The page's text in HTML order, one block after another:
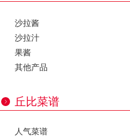
沙拉酱
沙拉汁
果酱
其他产品
丘比菜谱
人气菜谱